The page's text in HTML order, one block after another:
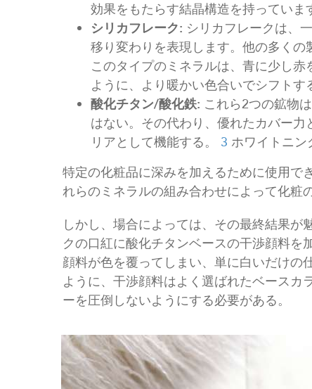
効果をもたらす結晶構造を持っていま
シリカフレーク: シリカフレークは、
移り変わりを表現します。他の多くの
このタイプのミネラルは、青に少し
ように、より暖かい色合いでシフトす
酸化チタン/酸化鉄: これら2つの鉱物
はない。その代わり、優れたカバー
リアとして機能する。 3 ホワイトニン
特定の化粧品に深みを加えるために使用で
れらのミネラルの組み合わせによって化粧
しかし、場合によっては、その最終結果
クの口紅に酸化チタンベースの干渉顔料
顔料が色を覆ってしまい、単に白いだけの
ように、干渉顔料はよく選ばれたベースカ
ーを圧倒しないようにする必要がある。